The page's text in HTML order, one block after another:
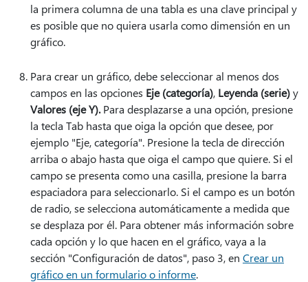
la primera columna de una tabla es una clave principal y
es posible que no quiera usarla como dimensión en un
gráfico.
Para crear un gráfico, debe seleccionar al menos dos
campos en las opciones Eje (categoría), Leyenda (serie)y
Valores (eje Y).Para desplazarse a una opción, presione
la tecla Tab hasta que oiga la opción que desee, por
ejemplo "Eje, categoría". Presione la tecla de dirección
arriba o abajo hasta que oiga el campo que quiere. Si el
campo se presenta como una casilla, presione la barra
espaciadora para seleccionarlo. Si el campo es un botón
de radio, se selecciona automáticamente a medida que
se desplaza por él. Para obtener más información sobre
cada opción y lo que hacen en el gráfico, vaya a la
sección "Configuración de datos", paso 3, en Crear un
gráfico en un formulario o informe.